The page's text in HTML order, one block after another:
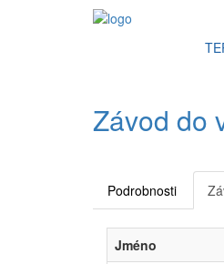
Závod do
Podrobnosti
Jméno